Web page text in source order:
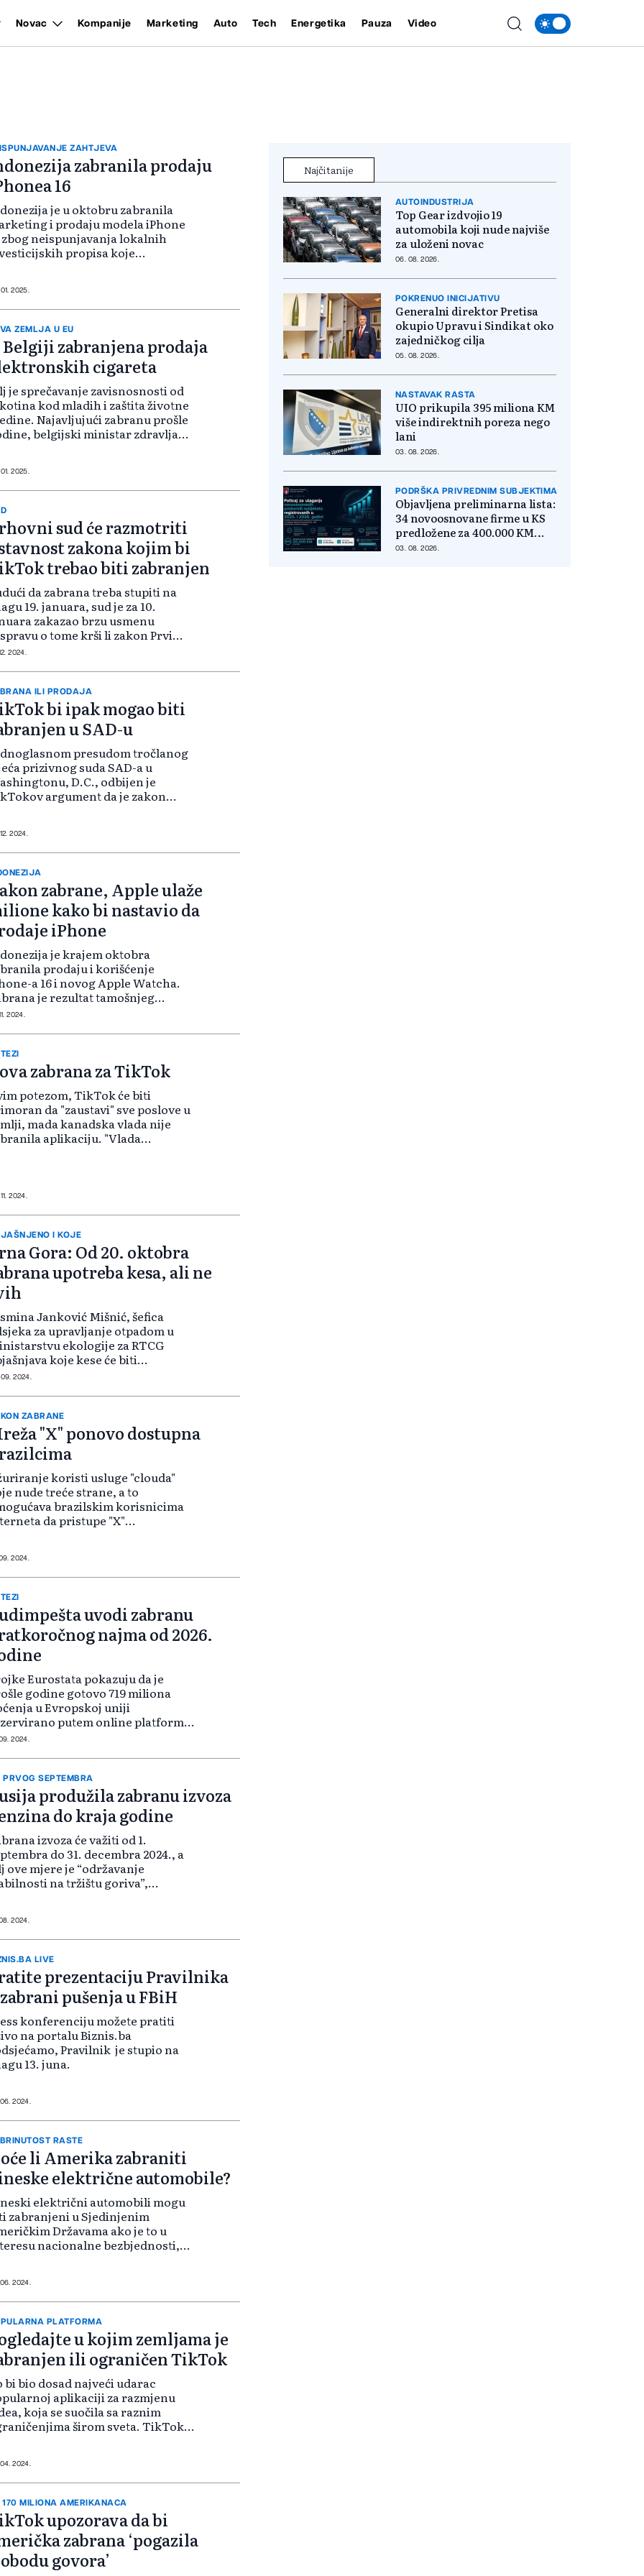
Novac Kompanije Marketing Auto Tech Energetika Pauza Video
ZAHTJEVA
zabranila prodaju
16
je u oktobru zabranila
i prodaju modela iPhone
zbog neispunjavanja lokalnih
propisa koje
zemlja nastoji povećati ulaganja
2025.
ZEMLJA U EU
Belgiji zabranjena prodaja
cigareta
je sprečavanje zavisnosnosti od
kod mladih i zaštita životne
Najavljujući zabranu prošle
belgijski ministar zdravlja
po društvo i...
2025.
sud će razmotriti
zakona kojim bi
trebao biti zabranjen
da zabrana treba stupiti na
19. januara, sud je za 10.
zakazao brzu usmenu
o tome krši li zakon Prvi
Potez sudaca dolazi dva
sadržaja zatražili njihovu
2024.
ILI PRODAJA
bi ipak mogao biti
u SAD-u
presudom tročlanog
prizivnog suda SAD-a u
D.C., odbijen je
argument da je zakon
koji koriste aplikaciju.
je kasnije u pet...
2024.
zabrane, Apple ulaže
kako bi nastavio da
iPhone
je krajem oktobra
prodaju i korišćenje
a 16 i novog Apple Watcha.
je rezultat tamošnjeg
koji nalaže da strane
lokalnog sadržaja kako bi
u zemlji. T...
2024.
zabrana za TikTok
potezom, TikTok će biti
da "zaustavi" sve poslove u
mada kanadska vlada nije
aplikaciju. "Vlada
u Kana...
2024.
I KOJE
Gora: Od 20. oktobra
upotreba kesa, ali ne
Janković Mišnić, šefica
za upravljanje otpadom u
ekologije za RTCG
koje kese će biti
“Od 20. oktobra stupa
kesa za nošenje debljine
od 15 do 50 m...
2024.
ZABRANE
"X" ponovo dostupna
koristi usluge "clouda"
nude treće strane, a to
brazilskim korisnicima
da pristupe "X"
brazilsko udruženje
interneta...
2024.
uvodi zabranu
najma od 2026.
Eurostata pokazuju da je
godine gotovo 719 miliona
u Evropskoj uniji
putem online platformi
Booking, Expedia Group i
EU s više od 19
noćen...
2024.
PRVOG SEPTEMBRA
produžila zabranu izvoza
do kraja godine
izvoza će važiti od 1.
do 31. decembra 2024., a
ove mjere je “održavanje
na tržištu goriva”,
za snabdjevanje
međunarodni...
2024.
LIVE
prezentaciju Pravilnika
pušenja u FBiH
konferenciju možete pratiti
na portalu Biznis.ba
Pravilnik je stupio na
13. juna.
2024.
RASTE
li Amerika zabraniti
električne automobile?
električni automobili mogu
zabranjeni u Sjedinjenim
Državama ako je to u
nacionalne bezbjednosti,
u Predstavničkom domu
Prema...
2024.
PLATFORMA
u kojim zemljama je
ili ograničen TikTok
bi bio dosad najveći udarac
aplikaciji za razmjenu
koja se suočila sa raznim
širom sveta. TikTok
uređajima koje je vlada dala
2024.
170 MILIONA AMERIKANACA
upozorava da bi
zabrana ‘pogazila
govora’
Najčitanije
AUTOINDUSTRIJA
Top Gear izdvojio 19
automobila koji nude najviše
za uloženi novac
06. 08. 2026.
POKRENUO INICIJATIVU
Generalni direktor Pretisa
okupio Upravu i Sindikat oko
zajedničkog cilja
05. 08. 2026.
NASTAVAK RASTA
UIO prikupila 395 miliona KM
više indirektnih poreza nego
lani
03. 08. 2026.
PODRŠKA PRIVREDNIM SUBJEKTIMA
Objavljena preliminarna lista:
34 novoosnovane firme u KS
predložene za 400.000 KM
poticaja
03. 08. 2026.